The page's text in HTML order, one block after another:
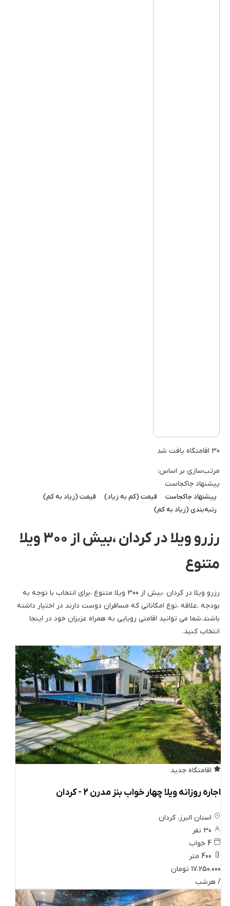
30 اقامتگاه یافت شد
مرتب‌سازی بر اساس:
پیشنهاد جاکجاست
پیشنهاد جاکجاست قیمت (کم به زیاد)
قیمت (زیاد به کم)
رتبه‌بندی (زیاد به کم)
رزرو ویلا در کردان ،بیش از 300 ویلا
متنوع
رزرو ویلا در کردان ،بیش از 300 ویلا متنوع ،برای انتخاب با توجه به
بودجه ،علاقه ،نوع امکاناتی که مسافران دوست دارند در اختیار داشته
باشند.شما می توانید اقامتی رویایی به همراه عزیزان خود در اینجا
انتخاب کنید.
اقامتگاه جدید
اجاره روزانه ویلا چهار خواب بنز مدرن 2 - کردان
استان البرز، کردان
17،250،000 تومان
/ هرشب